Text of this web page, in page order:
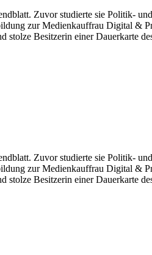
Zuvor studierte sie Politik-
zur Medienkauffrau Digital &
stolze Besitzerin einer Dauerkarte
Zuvor studierte sie Politik-
zur Medienkauffrau Digital &
stolze Besitzerin einer Dauerkarte